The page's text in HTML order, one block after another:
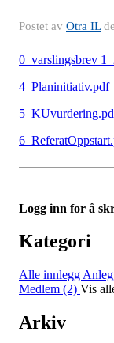
Postet av Otra IL
0_varslingsbrev
4_Planinitiativ.pdf
Logg inn for å
Kategori
Alle innlegg
Medlem (2) Vis
Arkiv